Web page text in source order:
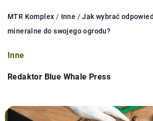
MTR Komplex / Inne /Jak wybrać
mineralne do swojego ogrodu?
Inne
Redaktor Blue Whale Press